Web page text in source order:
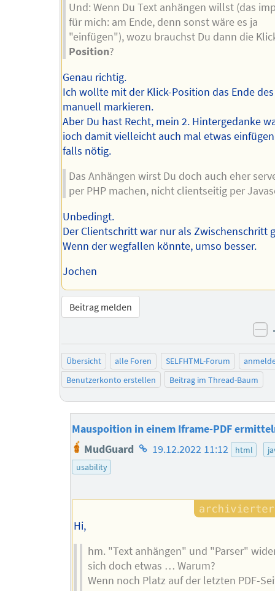
Und: Wenn Du Text anhängen willst (das
für mich: am Ende, denn sonst wäre es ja
"einfügen"), wozu brauchst Du dann die
Position?
Genau richtig.
Ich wollte mit der Klick-Position das Ende des
manuell markieren.
Aber Du hast Recht, mein 2. Hintergedanke
ioch damit vielleicht auch mal etwas
falls nötig.
Das Anhängen wirst Du doch auch eher
per PHP machen, nicht clientseitig per
Unbedingt.
Der Clientschritt war nur als Zwischenschritt
Wenn der wegfallen könnte, umso besser.
Jochen
Beitrag melden
Übersicht alle Foren SELFHTML-Forum
Benutzerkonto erstellen
Beitrag im Thread-Baum
Mauspoition in einem Iframe-PDF
MudGuard Homepage
19.12.2022 11:12 html
usability
Hi,
hm. "Text anhängen" und "Parser"
sich doch etwas … Warum?
Wenn noch Platz auf der letzten PDF-